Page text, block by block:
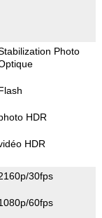
Photo
HDR
HDR
30fps
60fps